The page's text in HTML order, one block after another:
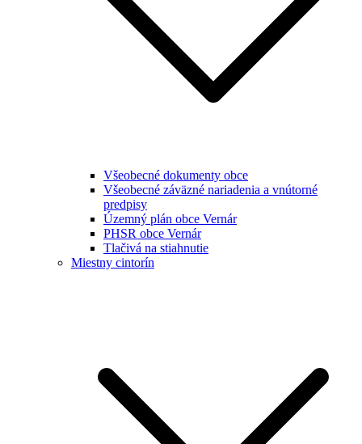
Všeobecné dokumenty obce
Všeobecné záväzné nariadenia a vnútorné
predpisy
Územný plán obce Vernár
PHSR obce Vernár
Tlačivá na stiahnutie
Miestny cintorín